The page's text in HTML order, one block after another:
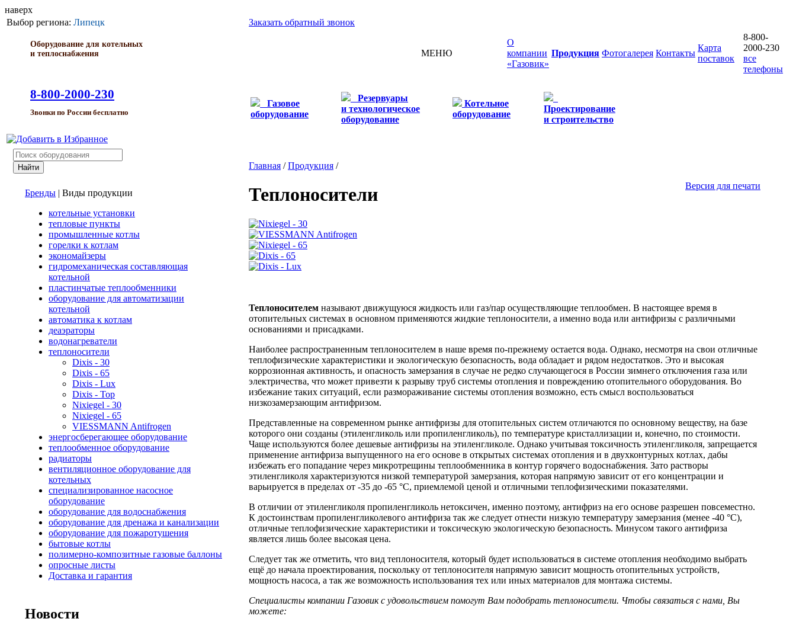
наверх
Выбор региона: Липецк
Оборудование для котельных
и теплоснабжения
8-800-2000-230
Звонки по России бесплатно
Заказать обратный звонок
МЕНЮ
О
компании
«Газовик»
Продукция Фотогалерея Контакты
Карта
поставок
8-800-
2000-230
все
телефоны
Газовое
оборудование
Резервуары
и технологическое
оборудование
Котельное
оборудование
Проектирование
и строительство
Бренды | Виды продукции
котельные установки
тепловые пункты
промышленные котлы
горелки к котлам
экономайзеры
гидромеханическая составляющая
котельной
пластинчатые теплообменники
оборудование для автоматизации
котельной
автоматика к котлам
деаэраторы
водонагреватели
теплоносители
Dixis - 30
Dixis - 65
Dixis - Lux
Dixis - Top
Nixiegel - 30
Nixiegel - 65
VIESSMANN Antifrogen
энергосберегающее оборудование
теплообменное оборудование
радиаторы
вентиляционное оборудование для
котельных
специализированное насосное
оборудование
оборудование для водоснабжения
оборудование для дренажа и канализации
оборудование для пожаротушения
бытовые котлы
полимерно-композитные газовые баллоны
опросные листы
Доставка и гарантия
Новости
Главная /Продукция /
Версия для печати
Теплоносители
Теплоносителем называют движущуюся жидкость или газ/пар осуществляющие теплообмен. В настоящее время в
отопительных системах в основном применяются жидкие теплоносители, а именно вода или антифризы с различными
основаниями и присадками.
Наиболее распространенным теплоносителем в наше время по-прежнему остается вода. Однако, несмотря на свои отличные
теплофизические характеристики и экологическую безопасность, вода обладает и рядом недостатков. Это и высокая
коррозионная активность, и опасность замерзания в случае не редко случающегося в России зимнего отключения газа или
электричества, что может привезти к разрыву труб системы отопления и повреждению отопительного оборудования. Во
избежание таких ситуаций, если размораживание системы отопления возможно, есть смысл воспользоваться
низкозамерзающим антифризом.
Представленные на современном рынке антифризы для отопительных систем отличаются по основному веществу, на базе
которого они созданы (этиленгликоль или пропиленгликоль), по температуре кристаллизации и, конечно, по стоимости.
Чаще используются более дешевые антифризы на этиленгликоле. Однако учитывая токсичность этиленгликоля, запрещается
применение антифриза выпущенного на его основе в открытых системах отопления и в двухконтурных котлах, дабы
избежать его попадание через микротрещины теплообменника в контур горячего водоснабжения. Зато растворы
этиленгликоля характеризуются низкой температурой замерзания, которая напрямую зависит от его концентрации и
варьируется в пределах от -35 до -65 °C, приемлемой ценой и отличными теплофизическими показателями.
В отличии от этиленгликоля пропиленгликоль нетоксичен, именно поэтому, антифриз на его основе разрешен повсеместно.
К достоинствам пропиленгликолевого антифриза так же следует отнести низкую температуру замерзания (менее -40 °C),
отличные теплофизические характеристики и токсическую экологическую безопасность. Минусом такого антифриза
является лишь более высокая цена.
Следует так же отметить, что вид теплоносителя, который будет использоваться в системе отопления необходимо выбрать
ещё до начала проектирования, поскольку от теплоносителя напрямую зависит мощность отопительных устройств,
мощность насоса, а так же возможность использования тех или иных материалов для монтажа системы.
Специалисты компании Газовик c удовольствием помогут Вам подобрать теплоносители. Чтобы связаться с нами, Вы
можете: